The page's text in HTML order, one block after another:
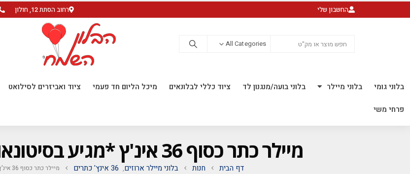
החשבון שלי רחוב הסתת 12, חולון
All Categories
בלוני גומי בלוני מיילר בלוני בועה/מנגנון לד ציוד כללי לבלונאים מיכל הליום חד פעמי ציוד ואביזרים לסילואט
פרחי משי
מיילר כתר כסוף 36 אינ'ץ *מגיע בסיטונאות חבילה של 5 יח'*
דף הבית חנות בלוני מיילר ארוזים, 36 אינץ' כתרים מיילר כתר כסוף 36 אינ'ץ *מגיע בסיטונאות חבילה של 5 יח'*